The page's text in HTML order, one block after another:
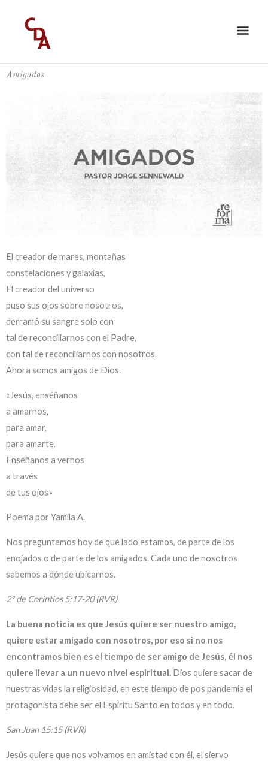
contenido
Amigados
El creador de mares, montañas
constelaciones y galaxias,
El creador del universo
puso sus ojos sobre nosotros,
derramó su sangre solo con
tal de reconciliarnos con el Padre,
con tal de reconciliarnos con nosotros.
Ahora somos amigos de Dios.
«Jesús, enséñanos
a amarnos,
para amar,
para amarte.
Enséñanos a vernos
a través
de tus ojos»
Poema por Yamila A.
Nos preguntamos hoy de qué lado estamos, de parte de los
enojados o de parte de los amigados. Cada uno de nosotros
sabemos a dónde ubicarnos.
2º de Corintios 5:17-20 (RVR)
La buena noticia es que Jesús quiere ser nuestro amigo,
quiere estar amigado con nosotros, por eso si no nos
encontramos bien es el tiempo de ser amigo de Jesús, él nos
quiere llevar a un nuevo nivel espiritual. Dios quiere sacar de
nuestras vidas la religiosidad, en este tiempo de pos pandemia el
protagonista debe ser el Espíritu Santo en todos y en todo.
San Juan 15:15 (RVR)
Jesús quiere que nos volvamos en amistad con él, el siervo